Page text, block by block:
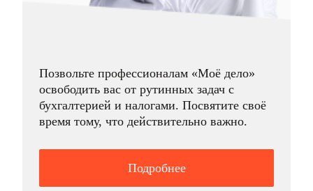
Позвольте профессионалам «Моё дело»
освободить вас от рутинных задач с
бухгалтерией и налогами. Посвятите своё
время тому, что действительно важно.
Подробнее